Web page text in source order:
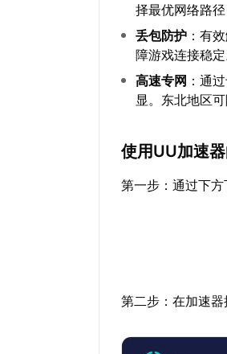
择最优网络路径
丢包防护 ：有
障游戏连接稳定
高速专网 ：通
显。东北地区
使用UU加速
第一步：通过下方
第二步：在加速器